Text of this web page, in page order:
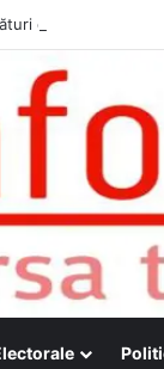
de cetățenii care